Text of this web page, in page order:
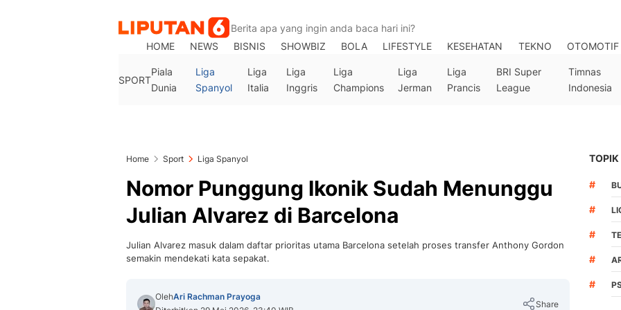
HOME
NEWS BISNIS SHOWBIZ BOLA LIFESTYLE KESEHATAN TEKNO OTOMOTIF
SPORT
Piala
Dunia
Liga
Spanyol
Liga
Italia
Liga
Inggris
Liga
Champions
Liga
Jerman
Liga
Prancis
BRI Super
League
Timnas
Indonesia
Home Sport Liga Spanyol
Nomor Punggung Ikonik Sudah Menunggu
Julian Alvarez di Barcelona
Julian Alvarez masuk dalam daftar prioritas utama Barcelona setelah proses transfer Anthony Gordon
semakin mendekati kata sepakat.
OlehAri Rachman Prayoga
Share
TOPIK
#
#
#
#
#